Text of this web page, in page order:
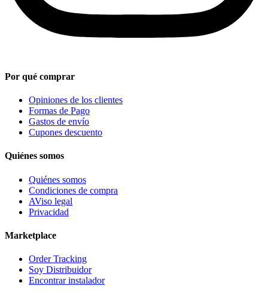
Por qué comprar
Opiniones de los clientes
Formas de Pago
Gastos de envío
Cupones descuento
Quiénes somos
Quiénes somos
Condiciones de compra
AViso legal
Privacidad
Marketplace
Order Tracking
Soy Distribuidor
Encontrar instalador